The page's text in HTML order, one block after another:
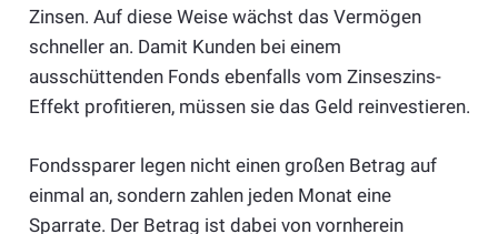
Zinsen. Auf diese Weise wächst das Vermögen
schneller an. Damit Kunden bei einem
ausschüttenden Fonds ebenfalls vom Zinseszins-
Effekt profitieren, müssen sie das Geld reinvestieren.
Fondssparer legen nicht einen großen Betrag auf
einmal an, sondern zahlen jeden Monat eine
Sparrate. Der Betrag ist dabei von vornherein